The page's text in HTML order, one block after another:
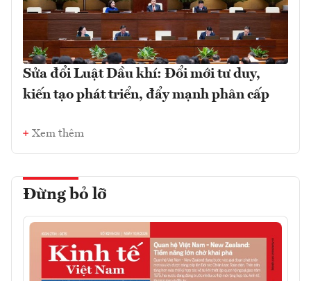
Sửa đổi Luật Dầu khí: Đổi mới tư duy,
kiến tạo phát triển, đẩy mạnh phân cấp
Xem thêm
Đừng bỏ lỡ